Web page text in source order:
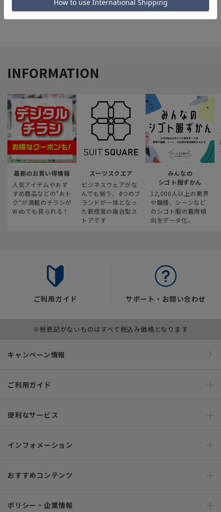
INFORMATION
最新のお買い得情報
人気アイテムやおす
すめ商品などの“おト
ク“が満載のチラシが
Webでも見られる！
スーツスクエア
ビジネスウェアがな
んでも揃う、4つのブ
ランドが一体となっ
た新感覚の複合型ス
トアです
みんなの
シゴト服ずかん
12,000人以上の業界
や職種、シーンなど
のシゴト服の着用傾
向をデータ化。
ご利用ガイド サポート・お問い合わせ
※税表記がないものはすべて税込み価格となります
キャンペーン情報
ご利用ガイド
便利なサービス
インフォメーション
おすすめコンテンツ
ポリシー・企業情報